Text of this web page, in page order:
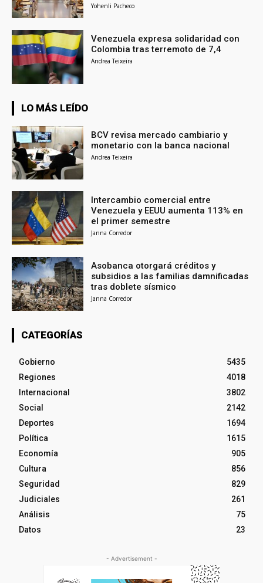
Yohenli Pacheco
Venezuela expresa solidaridad con
Colombia tras terremoto de 7,4
Andrea Teixeira
LO MÁS LEÍDO
BCV revisa mercado cambiario y
monetario con la banca nacional
Andrea Teixeira
Intercambio comercial entre
Venezuela y EEUU aumenta 113% en
el primer semestre
Janna Corredor
Asobanca otorgará créditos y
subsidios a las familias damnificadas
tras doblete sísmico
Janna Corredor
CATEGORÍAS
Gobierno
5435
Regiones
4018
Internacional
3802
Social
2142
Deportes
1694
Política
1615
Economía
905
Cultura
856
Seguridad
829
Judiciales
261
Análisis
75
Datos
23
- Advertisement -